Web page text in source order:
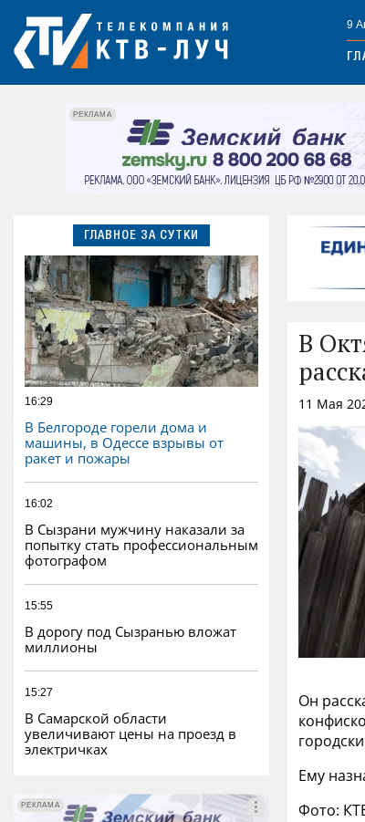
9
РЕКЛАМА
ГЛАВНОЕ ЗА СУТКИ
16:29
В Белгороде горели дома и
машины, в Одессе взрывы от
ракет и пожары
16:02
В Сызрани мужчину наказали за
попытку стать профессиональным
фотографом
15:55
В дорогу под Сызранью вложат
миллионы
15:27
В Самарской области
увеличивают цены на проезд в
электричках
РЕКЛАМА
РЕКЛАМА
В
11 Мая
Он
Ему
Фото: